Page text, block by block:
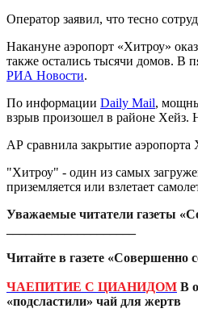
Оператор заявил, что тесно
Накануне аэропорт «Хитроу»
также остались тысячи домов. В
РИА Новости.
По информации Daily Mail,
взрыв произошел в районе Хейз.
АР сравнила закрытие
"Хитроу" - один из самых
приземляется или взлетает
Уважаемые читатели газеты
Читайте в газете «Совершенно
ЧАЕПИТИЕ С ЦИАНИДОМ В
«подсластили» чай для жертв